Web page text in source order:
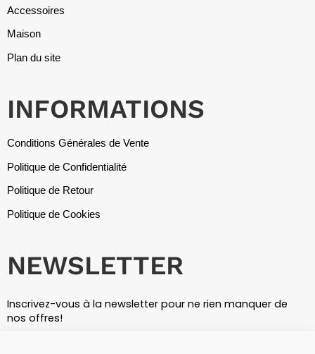
Accessoires
Maison
Plan du site
INFORMATIONS
Conditions Générales de Vente
Politique de Confidentialité
Politique de Retour
Politique de Cookies
NEWSLETTER
Inscrivez-vous à la newsletter pour ne rien manquer de
nos offres!